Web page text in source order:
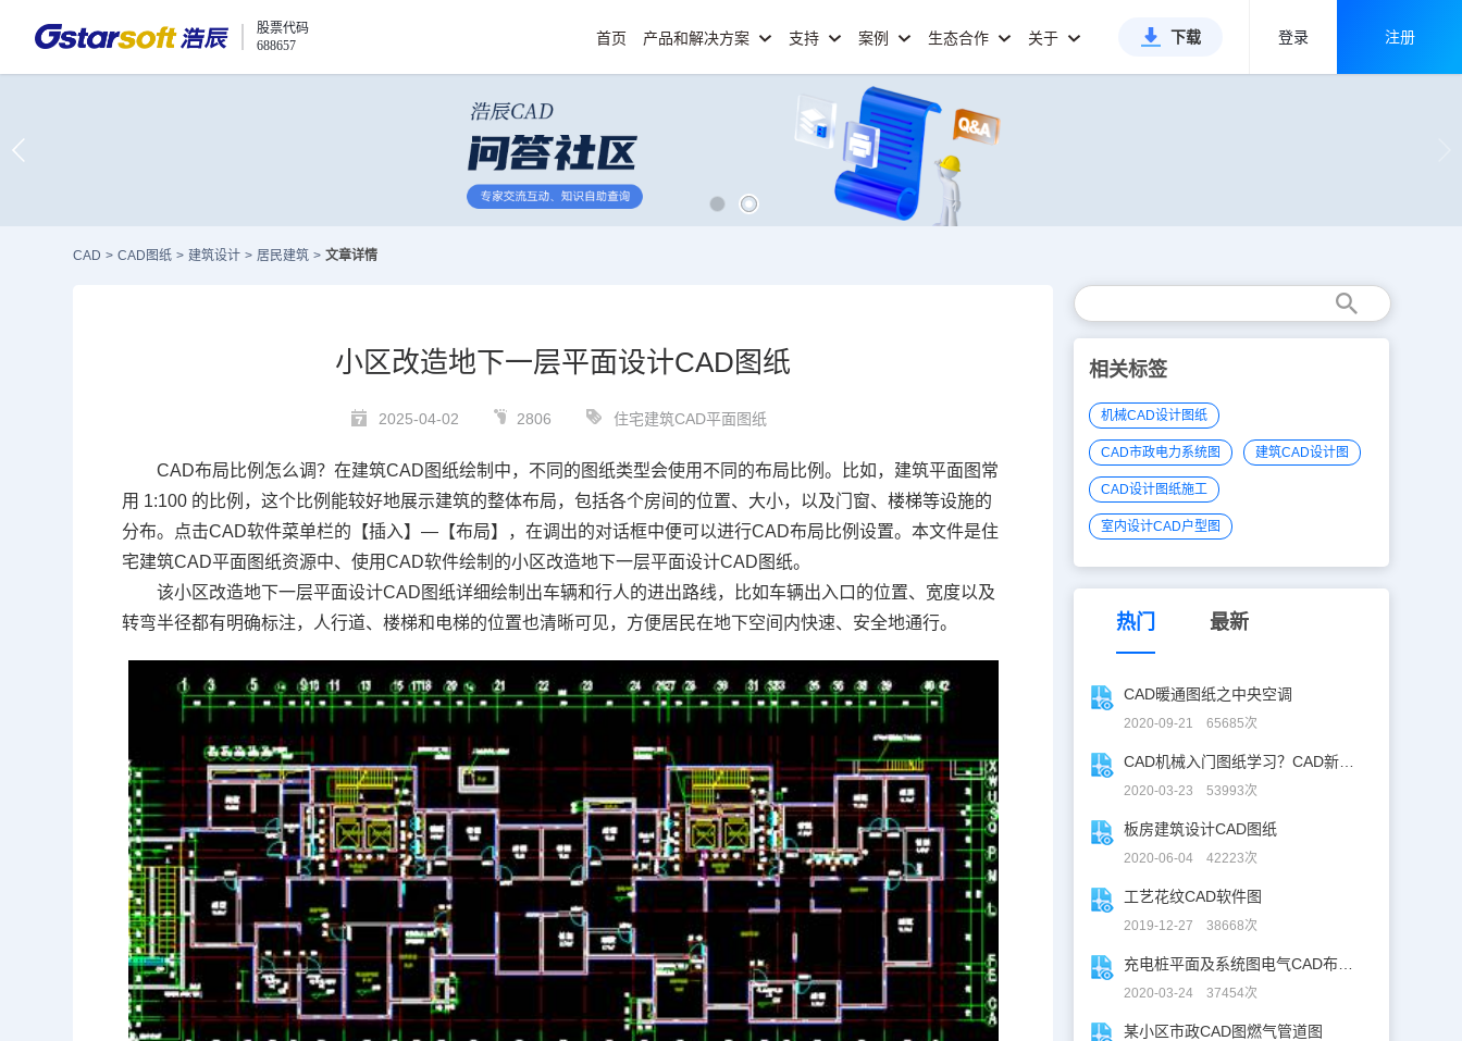
股票代码
688657
首页 产品和解决方案 支持 案例 生态合作 关于 下载 登录 注册
CAD > CAD图纸 > 建筑设计 > 居民建筑 > 文章详情
小区改造地下一层平面设计CAD图纸
2025-04-02 2806 住宅建筑CAD平面图纸
CAD布局 比例怎么调？在建筑CAD图纸绘制中，不同的图纸类型会使用不同的布局比例。比如，建筑平面图常
用 1:100 的比例，这个比例能较好地展示建筑的整体布局，包括各个房间的位置、大小，以及门窗、楼梯等设施的
分布。点击CAD软件菜单栏的【插入】—【布局】，在调出的对话框中便可以进行CAD布局比例设置。本文件是住
宅建筑CAD平面图纸资源中、使用CAD软件绘制的小区改造地下一层平面设计CAD图纸。
该小区改造地下一层平面设计CAD图纸详细绘制出车辆和行人的进出路线，比如车辆出入口的位置、宽度以及
转弯半径都有明确标注，人行道、楼梯和电梯的位置也清晰可见，方便居民在地下空间内快速、安全地通行。
相关标签
机械CAD设计图纸
CAD市政电力系统图 建筑CAD设计图
CAD设计图纸施工
室内设计CAD户型图
热门 最新
CAD暖通图纸之中央空调
2020-09-21 65685次
2020-03-23 53993次
板房建筑设计CAD图纸
2020-06-04 42223次
工艺花纹CAD软件图
2019-12-27 38668次
2020-03-24 37454次
某小区市政CAD图燃气管道图